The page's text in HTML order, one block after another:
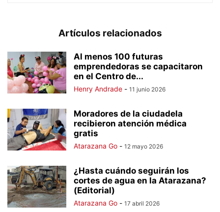
Artículos relacionados
Al menos 100 futuras
emprendedoras se capacitaron
en el Centro de...
Henry Andrade - 11 junio 2026
Moradores de la ciudadela
recibieron atención médica
gratis
Atarazana Go - 12 mayo 2026
¿Hasta cuándo seguirán los
cortes de agua en la Atarazana?
(Editorial)
Atarazana Go - 17 abril 2026